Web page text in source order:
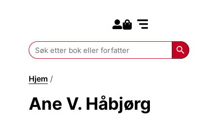
Search
for:
Search
Hjem /
Ane V. Håbjørg